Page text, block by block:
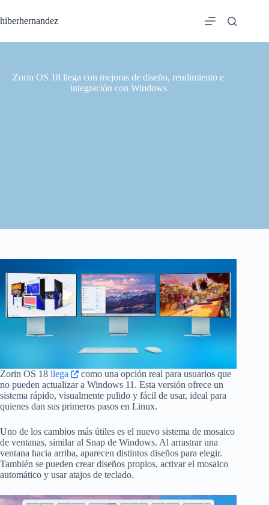
al
contenido
hiberhernandez
Zorin OS 18 llega con mejoras de diseño, rendimiento e
integración con Windows
Zorin OS 18 llega
como una opción real para usuarios que
no pueden actualizar a Windows 11. Esta versión ofrece un
sistema rápido, visualmente pulido y fácil de usar, ideal para
quienes dan sus primeros pasos en Linux.
Uno de los cambios más útiles es el nuevo sistema de mosaico
de ventanas, similar al Snap de Windows. Al arrastrar una
ventana hacia arriba, aparecen distintos diseños para elegir.
También se pueden crear diseños propios, activar el mosaico
automático y usar atajos de teclado.